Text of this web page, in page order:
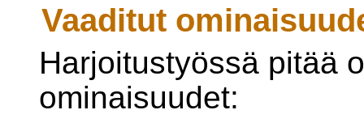
Vaaditut
Harjoitustyössä pitää
ominaisuudet: